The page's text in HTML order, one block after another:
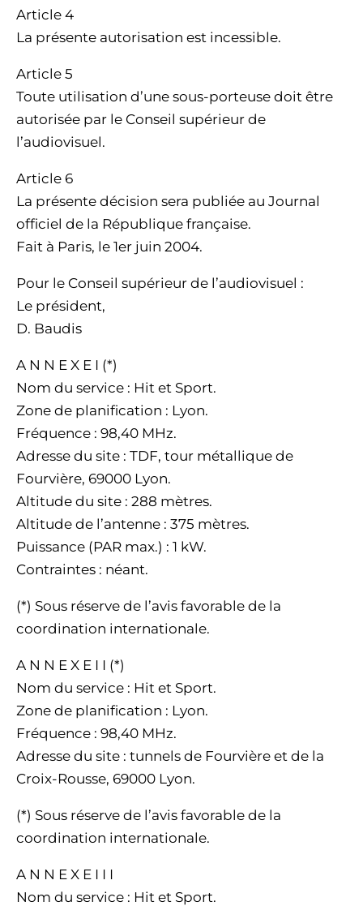
Article 4
La présente autorisation est incessible.
Article 5
Toute utilisation d’une sous-porteuse doit être
autorisée par le Conseil supérieur de
l’audiovisuel.
Article 6
La présente décision sera publiée au Journal
officiel de la République française.
Fait à Paris, le 1er juin 2004.
Pour le Conseil supérieur de l’audiovisuel :
Le président,
D. Baudis
A N N E X E I (*)
Nom du service : Hit et Sport.
Zone de planification : Lyon.
Fréquence : 98,40 MHz.
Adresse du site : TDF, tour métallique de
Fourvière, 69000 Lyon.
Altitude du site : 288 mètres.
Altitude de l’antenne : 375 mètres.
Puissance (PAR max.) : 1 kW.
Contraintes : néant.
(*) Sous réserve de l’avis favorable de la
coordination internationale.
A N N E X E I I (*)
Nom du service : Hit et Sport.
Zone de planification : Lyon.
Fréquence : 98,40 MHz.
Adresse du site : tunnels de Fourvière et de la
Croix-Rousse, 69000 Lyon.
(*) Sous réserve de l’avis favorable de la
coordination internationale.
A N N E X E I I I
Nom du service : Hit et Sport.